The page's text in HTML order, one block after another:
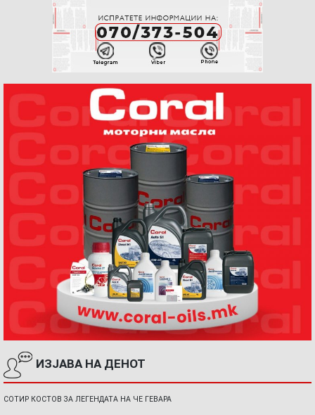
ИЗЈАВА НА ДЕНОТ
СОТИР КОСТОВ ЗА ЛЕГЕНДАТА НА ЧЕ ГЕВАРА